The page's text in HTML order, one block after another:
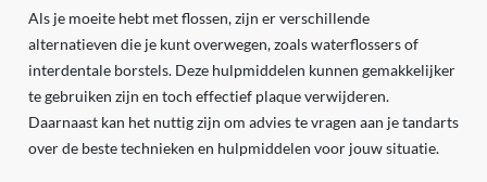
Als je moeite hebt met flossen, zijn er verschillende
alternatieven die je kunt overwegen, zoals waterflossers of
interdentale borstels. Deze hulpmiddelen kunnen gemakkelijker
te gebruiken zijn en toch effectief plaque verwijderen.
Daarnaast kan het nuttig zijn om advies te vragen aan je tandarts
over de beste technieken en hulpmiddelen voor jouw situatie.